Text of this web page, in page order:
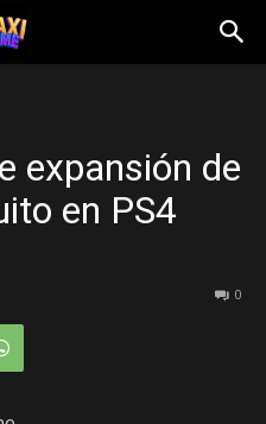
expansión de
en PS4
0